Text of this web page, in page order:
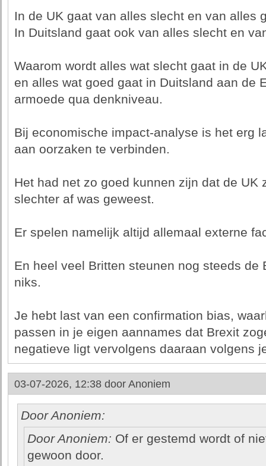
In de UK gaat van alles slecht en van alles
In Duitsland gaat ook van alles slecht en
Waarom wordt alles wat slecht gaat in de
en alles wat goed gaat in Duitsland aan de
armoede qua denkniveau.
Bij economische impact-analyse is het erg
aan oorzaken te verbinden.
Het had net zo goed kunnen zijn dat de UK
slechter af was geweest.
Er spelen namelijk altijd allemaal externe
En heel veel Britten steunen nog steeds de
niks.
Je hebt last van een confirmation bias,
passen in je eigen aannames dat Brexit
negatieve ligt vervolgens daaraan volgens
03-07-2026, 12:38 door Anoniem
Door Anoniem:
Door Anoniem: Of er gestemd wordt of
gewoon door.